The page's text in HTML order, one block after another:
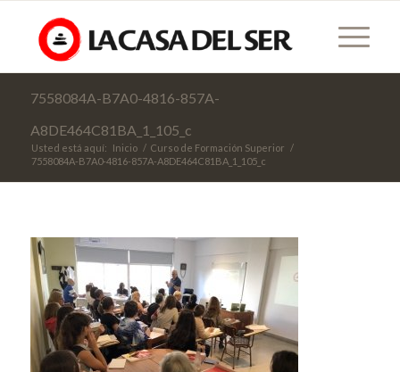
7558084A-B7A0-4816-857A-
A8DE464C81BA_1_105_c
Usted está aquí: Inicio / Curso de Formación Superior /
7558084A-B7A0-4816-857A-A8DE464C81BA_1_105_c